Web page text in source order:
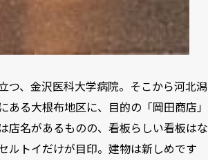
つ、金沢医科大学病院。そこから河北潟
ある大根布地区に、目的の「岡田商店」
店名があるものの、看板らしい看板はな
ルトイだけが目印。建物は新しめです